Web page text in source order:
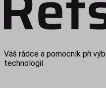
Váš rádce a pomocník při
technologií